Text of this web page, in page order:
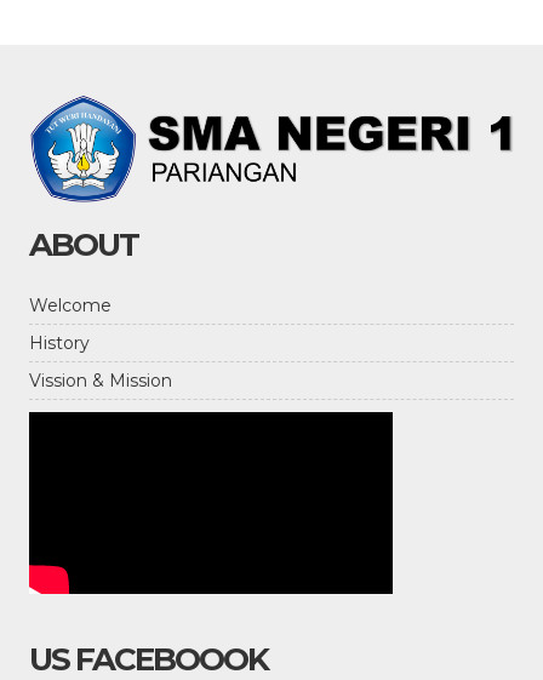
ABOUT
Welcome
History
Vission & Mission
US FACEBOOOK